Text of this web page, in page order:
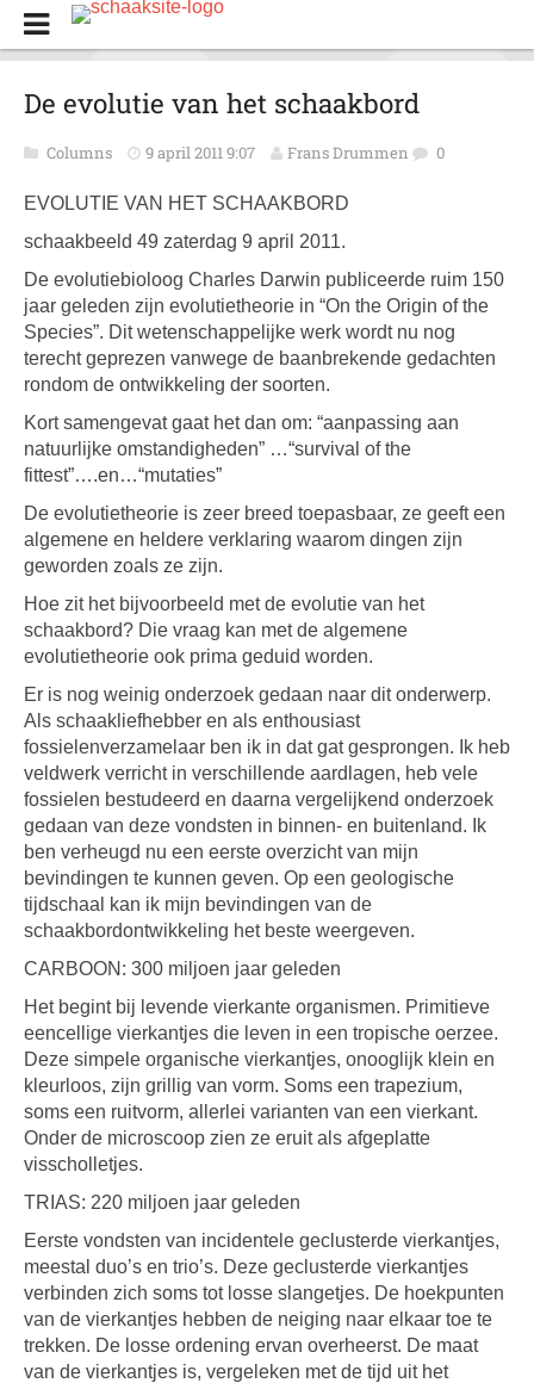
De evolutie van het schaakbord
Columns 9 april 2011 9:07 Frans Drummen 0
EVOLUTIE VAN HET SCHAAKBORD
schaakbeeld 49 zaterdag 9 april 2011.
De evolutiebioloog Charles Darwin publiceerde ruim 150
jaar geleden zijn evolutietheorie in “On the Origin of the
Species”. Dit wetenschappelijke werk wordt nu nog
terecht geprezen vanwege de baanbrekende gedachten
rondom de ontwikkeling der soorten.
Kort samengevat gaat het dan om: “aanpassing aan
natuurlijke omstandigheden” …“survival of the
fittest”….en…“mutaties”
De evolutietheorie is zeer breed toepasbaar, ze geeft een
algemene en heldere verklaring waarom dingen zijn
geworden zoals ze zijn.
Hoe zit het bijvoorbeeld met de evolutie van het
schaakbord? Die vraag kan met de algemene
evolutietheorie ook prima geduid worden.
Er is nog weinig onderzoek gedaan naar dit onderwerp.
Als schaakliefhebber en als enthousiast
fossielenverzamelaar ben ik in dat gat gesprongen. Ik heb
veldwerk verricht in verschillende aardlagen, heb vele
fossielen bestudeerd en daarna vergelijkend onderzoek
gedaan van deze vondsten in binnen- en buitenland. Ik
ben verheugd nu een eerste overzicht van mijn
bevindingen te kunnen geven. Op een geologische
tijdschaal kan ik mijn bevindingen van de
schaakbordontwikkeling het beste weergeven.
CARBOON: 300 miljoen jaar geleden
Het begint bij levende vierkante organismen. Primitieve
eencellige vierkantjes die leven in een tropische oerzee.
Deze simpele organische vierkantjes, onooglijk klein en
kleurloos, zijn grillig van vorm. Soms een trapezium,
soms een ruitvorm, allerlei varianten van een vierkant.
Onder de microscoop zien ze eruit als afgeplatte
visscholletjes.
TRIAS: 220 miljoen jaar geleden
Eerste vondsten van incidentele geclusterde vierkantjes,
meestal duo’s en trio’s. Deze geclusterde vierkantjes
verbinden zich soms tot losse slangetjes. De hoekpunten
van de vierkantjes hebben de neiging naar elkaar toe te
trekken. De losse ordening ervan overheerst. De maat
van de vierkantjes is, vergeleken met de tijd uit het